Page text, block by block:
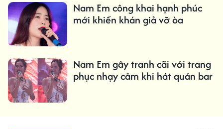
Nam Em công khai hạnh phúc
mới khiến khán giả vỡ òa
Nam Em gây tranh cãi với trang
phục nhạy cảm khi hát quán bar